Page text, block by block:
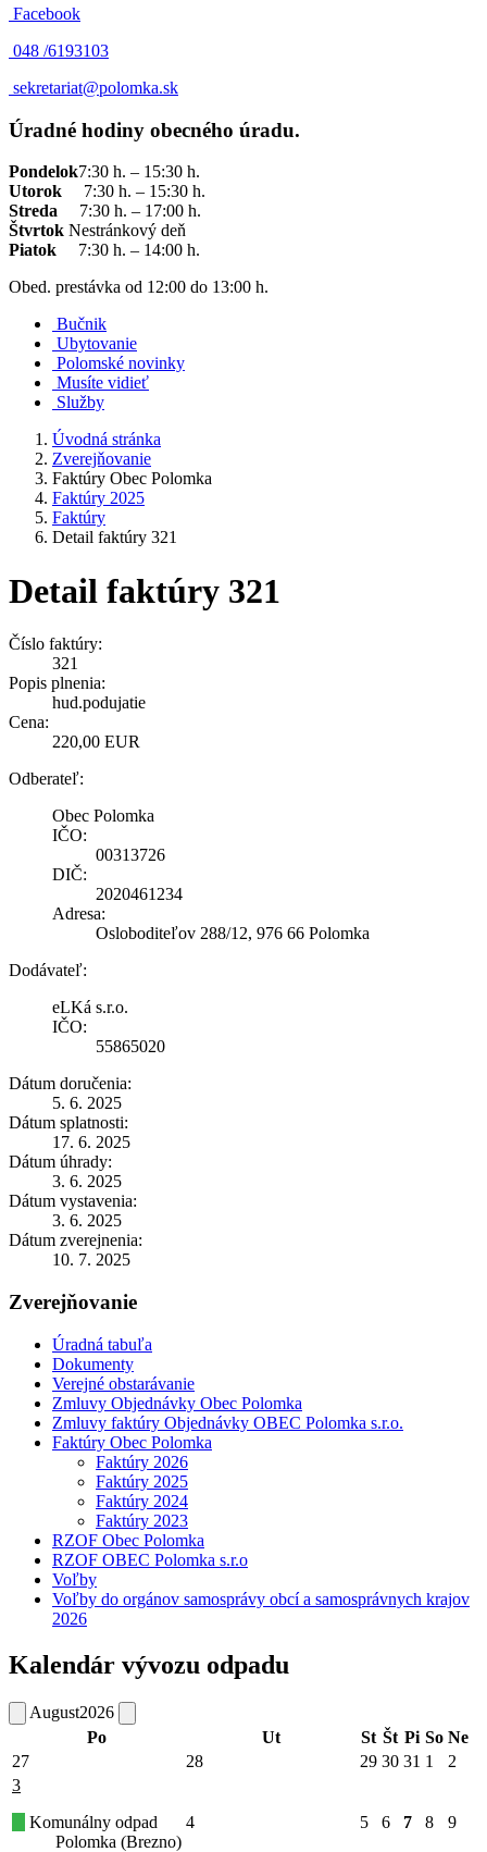
Facebook
048 /6193103
sekretariat@polomka.sk
Úradné hodiny obecného úradu.
Pondelok7:30 h. – 15:30 h.
Utorok 7:30 h. – 15:30 h.
Streda 7:30 h. – 17:00 h.
Štvrtok Nestránkový deň
Piatok
7:30 h. – 14:00 h.
Obed. prestávka od 12:00 do 13:00 h.
Bučnik
Ubytovanie
Polomské novinky
Musíte vidieť
Služby
Úvodná stránka
Zverejňovanie
Faktúry Obec Polomka
Faktúry 2025
Faktúry
Detail faktúry 321
Detail faktúry 321
Číslo faktúry:
321
Popis plnenia:
hud.podujatie
Cena:
220,00 EUR
Odberateľ:
Obec Polomka
IČO:
00313726
DIČ:
2020461234
Adresa:
Osloboditeľov 288/12, 976 66 Polomka
Dodávateľ:
eLKá s.r.o.
IČO:
55865020
Dátum doručenia:
5. 6. 2025
Dátum splatnosti:
17. 6. 2025
Dátum úhrady:
3. 6. 2025
Dátum vystavenia:
3. 6. 2025
Dátum zverejnenia:
10. 7. 2025
Zverejňovanie
Úradná tabuľa
Dokumenty
Verejné obstarávanie
Zmluvy Objednávky Obec Polomka
Zmluvy faktúry Objednávky OBEC Polomka s.r.o.
Faktúry Obec Polomka
Faktúry 2026
Faktúry 2025
Faktúry 2024
Faktúry 2023
RZOF Obec Polomka
RZOF OBEC Polomka s.r.o
Voľby
Voľby do orgánov samosprávy obcí a samosprávnych krajov
2026
Kalendár vývozu odpadu
August2026
Po
Ut St Št Pi So Ne
27
28 29 30 31 1
2
3
Komunálny odpad
Polomka (Brezno)
4 5 6 7 8 9